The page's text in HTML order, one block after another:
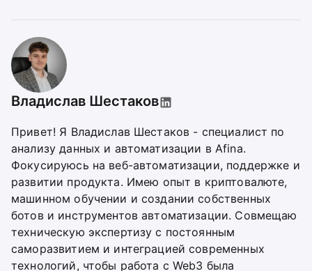
Владислав Шестаков
Привет! Я Владислав Шестаков - специалист по
анализу данных и автоматизации в Afina.
Фокусируюсь на веб-автоматизации, поддержке и
развитии продукта. Имею опыт в криптовалюте,
машинном обучении и создании собственных
ботов и инструментов автоматизации. Совмещаю
техническую экспертизу с постоянным
саморазвитием и интеграцией современных
технологий, чтобы работа с Web3 была